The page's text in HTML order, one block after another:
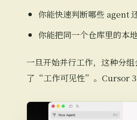
你能快速判断哪些 agent
你能把同一个仓库里的本
一旦开始并行工作，这种分
了“工作可见性”。Cursor 3